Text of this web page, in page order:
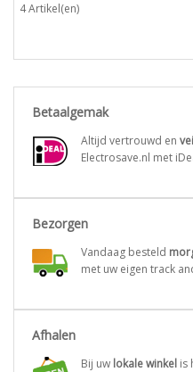
4 Artikel(en)
Betaalgemak
Altijd vertrouwd en
Electrosave.nl met
Bezorgen
Vandaag besteld
met uw eigen track
Afhalen
Bij uw lokale winkel is